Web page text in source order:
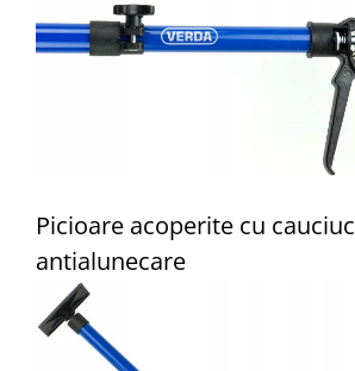
Picioare acoperite cu cauciuc
antialunecare